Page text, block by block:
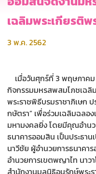
เฉลิมพระเกียรติ
3 พ.ค. 2562
เมื่อวันศุกร์ที่ 3 พฤษภาค
กิจกรรมมหรสพสมโภชเฉลิ
พระราชพิธีบรมราชาภิเษก
กษัตรา” เพื่อร่วมเฉลิมฉลอ
มหามงคลยิ่ง โดยมีคุณอำน
ธนาคารออมสิน เป็นประธา
นาวีชัย ผู้อำนวยการธนาค
อำนวยการเขตพญาไท นา
สำนักงานมูลนิธิอนุรักษ์พระ